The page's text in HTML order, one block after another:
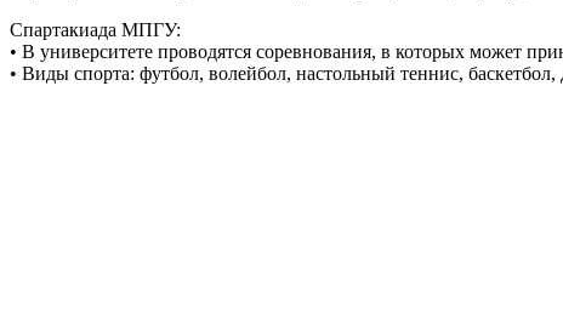
Спартакиада МПГУ:
• В университете проводятся соревнования, в которых может
• Виды спорта: футбол, волейбол, настольный теннис, баскетбол,